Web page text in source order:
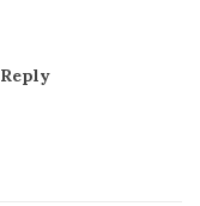
Reply